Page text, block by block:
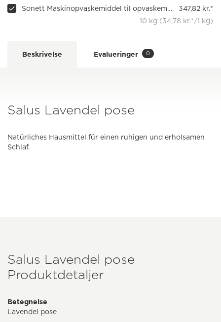
Sonett Maskinopvaskemiddel til opvaskemaskine
347,82 kr.*
10 kg (34,78 kr.*/1 kg)
Beskrivelse Evalueringer 0
Salus Lavendel pose
Natürliches Hausmittel für einen ruhigen und erholsamen
Schlaf.
Salus Lavendel pose
Produktdetaljer
Betegnelse
Lavendel pose